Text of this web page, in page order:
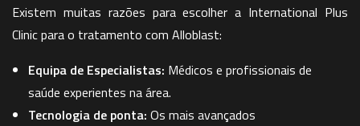
Existem muitas razões para escolher a International Plus
Clinic para o tratamento com Alloblast:
Equipa de Especialistas: Médicos e profissionais de
saúde experientes na área.
Tecnologia de ponta: Os mais avançados